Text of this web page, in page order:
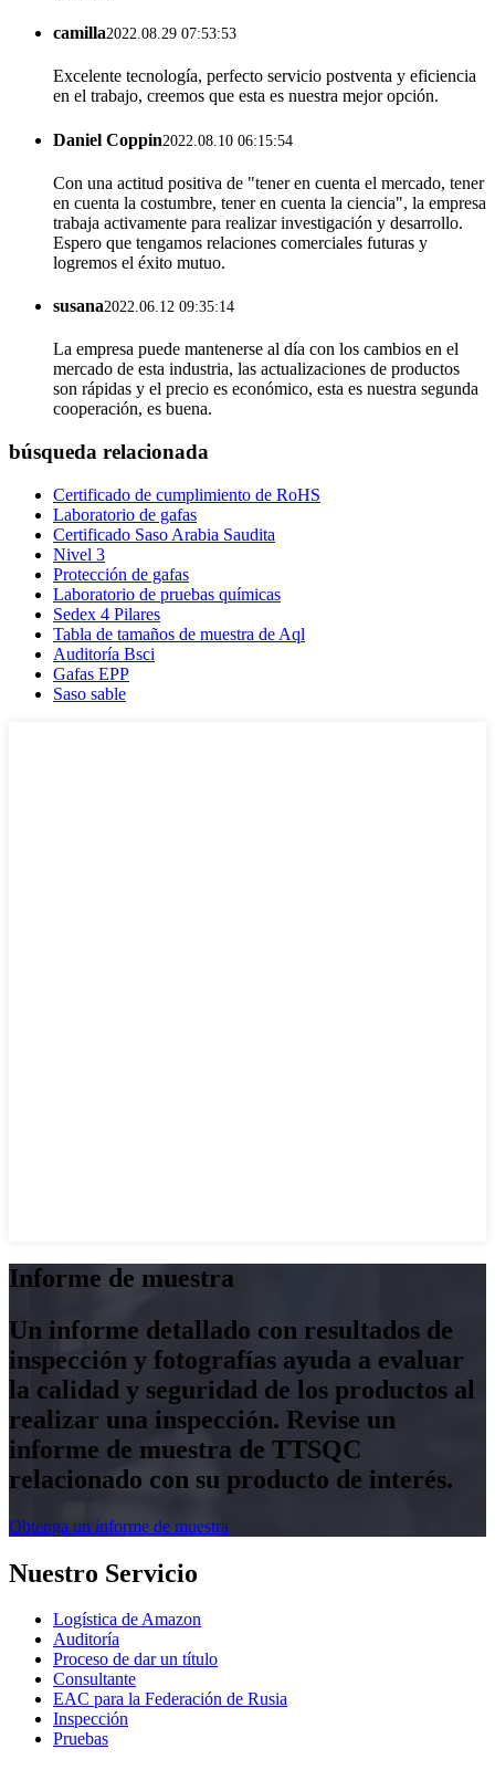
camilla2022.08.29 07:53:53
Excelente tecnología, perfecto servicio postventa y eficiencia
en el trabajo, creemos que esta es nuestra mejor opción.
Daniel Coppin2022.08.10 06:15:54
Con una actitud positiva de "tener en cuenta el mercado, tener
en cuenta la costumbre, tener en cuenta la ciencia", la empresa
trabaja activamente para realizar investigación y desarrollo.
Espero que tengamos relaciones comerciales futuras y
logremos el éxito mutuo.
susana2022.06.12 09:35:14
La empresa puede mantenerse al día con los cambios en el
mercado de esta industria, las actualizaciones de productos
son rápidas y el precio es económico, esta es nuestra segunda
cooperación, es buena.
búsqueda relacionada
Certificado de cumplimiento de RoHS
Laboratorio de gafas
Certificado Saso Arabia Saudita
Nivel 3
Protección de gafas
Laboratorio de pruebas químicas
Sedex 4 Pilares
Tabla de tamaños de muestra de Aql
Auditoría Bsci
Gafas EPP
Saso sable
Informe de muestra
Un informe detallado con resultados de
inspección y fotografías ayuda a evaluar
la calidad y seguridad de los productos al
realizar una inspección. Revise un
informe de muestra de TTSQC
relacionado con su producto de interés.
Obtenga un informe de muestra
Nuestro Servicio
Logística de Amazon
Auditoría
Proceso de dar un título
Consultante
EAC para la Federación de Rusia
Inspección
Pruebas